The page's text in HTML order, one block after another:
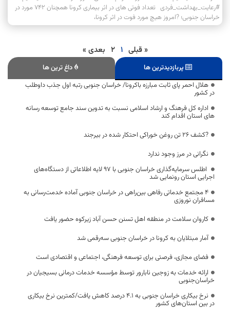
#رعایت_بهداشت_فردی تعداد فوتی های در اثر بیماری کرونا همچنان 742 مورد در
خراسان جنوبی؛ ?امروز هیچ مورد فوت در اثر کرونا،
« قبلی 1
2 بعدی »
پربازدیدترین ها
داغ ترین ها
هلال احمر پای ثابت مبارزه باکرونا/ خراسان جنوبی رتبه اول جذب داوطلب
در کشور
اداره کل فرهنگ و ارشاد اسلامی نسبت به تدوین سند جامع توسعه رسانه
های استان اقدام کند
?کشف 26 تن روغن خوراکی احتکار شده در بيرجند
نگرانی در مرز وجود ندارد
اطلس سرمایه‌گذاری خراسان جنوبی با ۹۷ لایه اطلاعاتی از دستگاه‌های
اجرایی استان رونمایی شد
۴ مجتمع خدماتی رفاهی بین‌راهی در خراسان جنوبی آماده خدمت‌رسانی به
مسافران نوروزی
کاروان سلامت در منطقه اهل تسنن حسن‌ آباد زیرکوه حضور یافت
آمار مبتلایان به کرونا در خراسان جنوبی سه‌رقمی شد
فضای مجازی، فرصتی برای توسعه فرهنگی، اجتماعی و اقتصادی است
ارائه خدمات به زوجین نابارور توسط مؤسسه خدمات درمانی بسیجیان در
خراسان‌جنوبی
نرخ بیکاری خراسان جنوبی به ۴.۱ درصد کاهش یافت/کمترین نرخ بیکاری
در بین استان‌های کشور